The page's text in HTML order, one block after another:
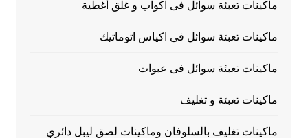
ماكينات تعبئة سوائل فى اكواب و غلق أغطية
ماكينات تعبئة سوائل فى اكياس اتوماتيك
ماكينات تعبئة سوائل فى عبوات
ماكينات تعبئة و تغليف
ماكينات تغليف بالسلوفان وماكينات لصق ليبل دائري